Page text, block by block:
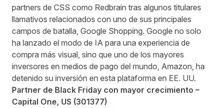
partners de CSS como Redbrain tras algunos titulares
llamativos relacionados con uno de sus principales
campos de batalla, Google Shopping. Google no solo
ha lanzado el modo de IA para una experiencia de
compra más visual, sino que uno de los mayores
inversores en medios de pago del mundo, Amazon, ha
detenido su inversión en esta plataforma en EE. UU.
Partner de Black Friday con mayor crecimiento –
Capital One, US (301377)